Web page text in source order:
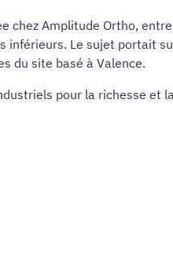
chez Amplitude Ortho,
inférieurs. Le sujet portait
du site basé à Valence.
pour la richesse et